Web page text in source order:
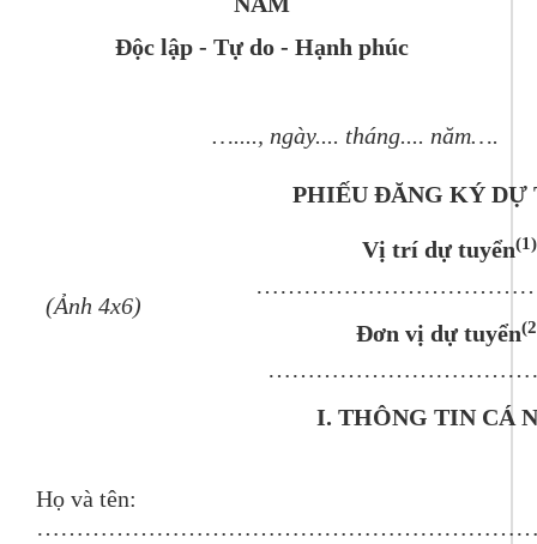
Độc lập - Tự do - Hạnh phúc
…...., ngày.... tháng.... năm….
(Ảnh 4x6)
PHIẾU ĐĂNG KÝ DỰ
Vị trí dự tuyển(1)
Đơn vị dự tuyển
I. THÔNG TIN CÁ
Họ và tên: